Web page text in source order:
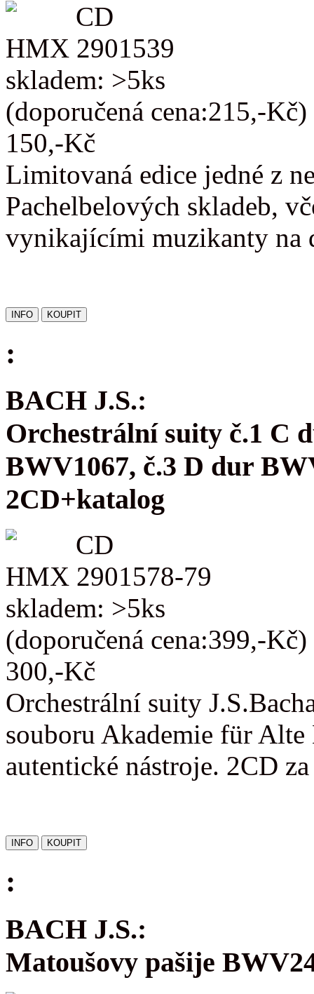
CD
HMX 2901539
skladem: >5ks
(doporučená cena:215,-Kč)
150,-Kč
Limitovaná edice jedné z
Pachelbelových skladeb,
vynikajícími muzikanty na
:
BACH J.S.:
Orchestrální suity č.1 C
BWV1067, č.3 D dur
2CD+katalog
CD
HMX 2901578-79
skladem: >5ks
(doporučená cena:399,-Kč)
300,-Kč
Orchestrální suity
souboru Akademie für
autentické nástroje. 2CD
:
BACH J.S.:
Matoušovy pašije